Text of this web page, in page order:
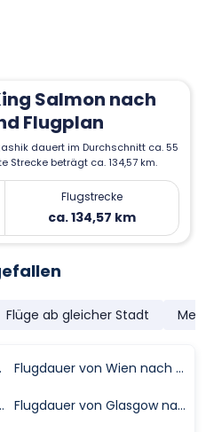
Salmon nach
Flugplan
dauert im Durchschnitt ca. 55
Strecke beträgt ca. 134,57 km.
Flugstrecke
ca. 134,57 km
Flüge ab gleicher Stadt
Flugdauer von Wien nach Bologna
Houston Flugdauer von Glasgow nach Neapel